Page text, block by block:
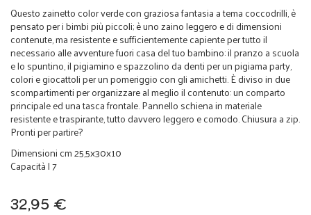
Questo zainetto color verde con graziosa fantasia a tema coccodrilli, è
pensato per i bimbi più piccoli; è uno zaino leggero e di dimensioni
contenute, ma resistente e sufficientemente capiente per tutto il
necessario alle avventure fuori casa del tuo bambino: il pranzo a scuola
e lo spuntino, il pigiamino e spazzolino da denti per un pigiama party,
colori e giocattoli per un pomeriggio con gli amichetti. È diviso in due
scompartimenti per organizzare al meglio il contenuto: un comparto
principale ed una tasca frontale. Pannello schiena in materiale
resistente e traspirante, tutto davvero leggero e comodo. Chiusura a zip.
Pronti per partire?
Dimensioni cm 25,5x30x10
Capacità l 7
32,95 €